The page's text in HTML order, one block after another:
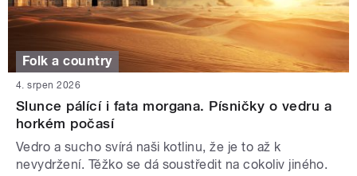
Folk a country
4. srpen 2026
Slunce pálící i fata morgana. Písničky o vedru a
horkém počasí
Vedro a sucho svírá naši kotlinu, že je to až k
nevydržení. Těžko se dá soustředit na cokoliv jiného.